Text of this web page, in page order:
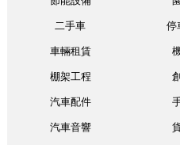
二手車 停
車輛租賃
棚架工程
汽車配件
汽車音響